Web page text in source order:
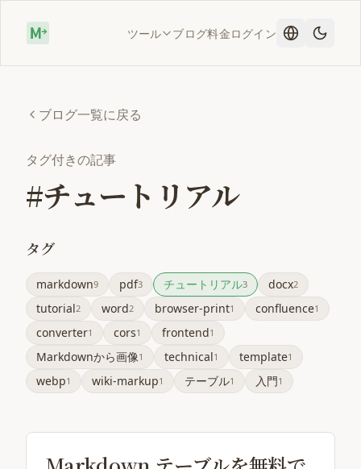
ツール ブログ料金ログイン
ブログ一覧に戻る
タグ付きの記事
#チュートリアル
タグ
markdown9 pdf3 チュートリアル3 docx2
tutorial2 word2 browser-print1 confluence1
converter1 cors1 frontend1
Markdownから画像1 technical1 template1
webp1 wiki-markup1 テーブル1 入門1